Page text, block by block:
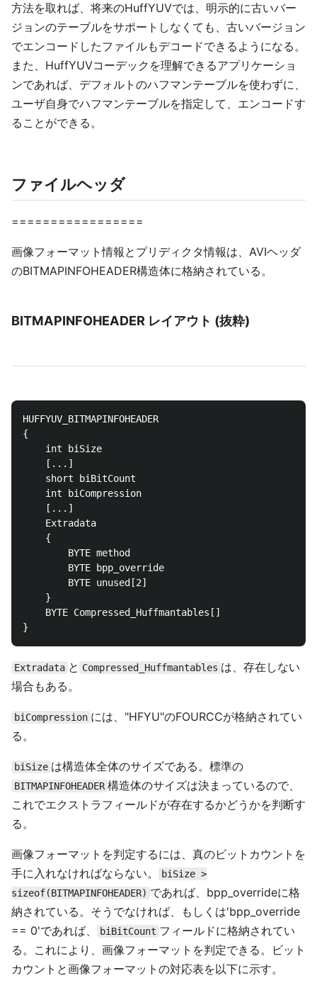
方法を取れば、将来のHuffYUVでは、明示的に古いバー
ジョンのテーブルをサポートしなくても、古いバージョン
でエンコードしたファイルもデコードできるようになる。
また、HuffYUVコーデックを理解できるアプリケーショ
ンであれば、デフォルトのハフマンテーブルを使わずに、
ユーザ自身でハフマンテーブルを指定して、エンコードす
ることができる。
ファイルヘッダ
=================
画像フォーマット情報とプリディクタ情報は、AVIヘッダ
のBITMAPINFOHEADER構造体に格納されている。
BITMAPINFOHEADER レイアウト (抜粋)
HUFFYUV_BITMAPINFOHEADER
{
    int biSize
    [...]
    short biBitCount
    int biCompression
    [...]
    Extradata
    {
        BYTE method
        BYTE bpp_override
        BYTE unused[2]
    }
    BYTE Compressed_Huffmantables[]
Extradata と Compressed_Huffmantables は、存在しない
場合もある。
biCompression には、"HFYU"のFOURCCが格納されてい
る。
biSize は構造体全体のサイズである。標準の
BITMAPINFOHEADER 構造体のサイズは決まっているので、
これでエクストラフィールドが存在するかどうかを判断す
る。
画像フォーマットを判定するには、真のビットカウントを
手に入れなければならない。
biSize >
sizeof(BITMAPINFOHEADER) であれば、bpp_overrideに格
納されている。そうでなければ、もしくは'bpp_override
== 0'であれば、
biBitCount フィールドに格納されてい
る。これにより、画像フォーマットを判定できる。ビット
カウントと画像フォーマットの対応表を以下に示す。